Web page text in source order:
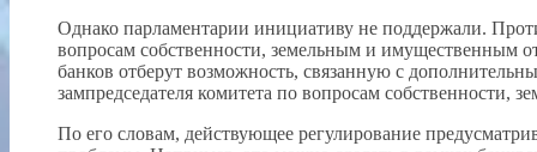
Однако парламентарии инициативу не поддержали.
вопросам собственности, земельным и имущественным
банков отберут возможность, связанную с
зампредседателя комитета по вопросам
По его словам, действующее регулирование